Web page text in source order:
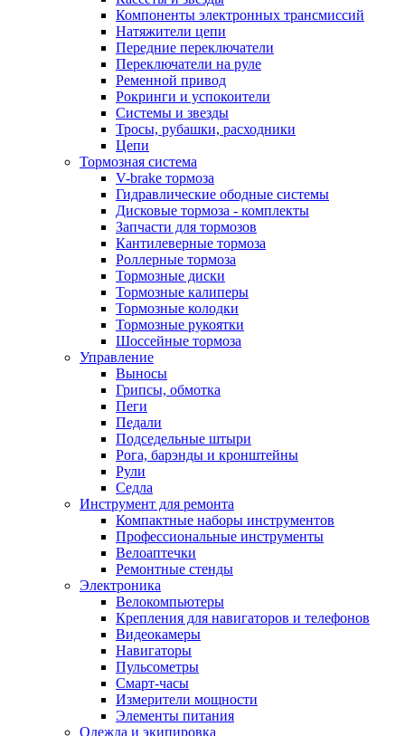
Компоненты электронных трансмиссий
Натяжители цепи
Передние переключатели
Переключатели на руле
Ременной привод
Рокринги и успокоители
Системы и звезды
Тросы, рубашки, расходники
Цепи
Тормозная система
V-brake тормоза
Гидравлические ободные системы
Дисковые тормоза - комплекты
Запчасти для тормозов
Кантилеверные тормоза
Роллерные тормоза
Тормозные диски
Тормозные калиперы
Тормозные колодки
Тормозные рукоятки
Шоссейные тормоза
Управление
Выносы
Грипсы, обмотка
Пеги
Педали
Подседельные штыри
Рога, барэнды и кронштейны
Рули
Седла
Инструмент для ремонта
Компактные наборы инструментов
Профессиональные инструменты
Велоаптечки
Ремонтные стенды
Электроника
Велокомпьютеры
Крепления для навигаторов и телефонов
Видеокамеры
Навигаторы
Пульсометры
Смарт-часы
Измерители мощности
Элементы питания
Одежда и экипировка